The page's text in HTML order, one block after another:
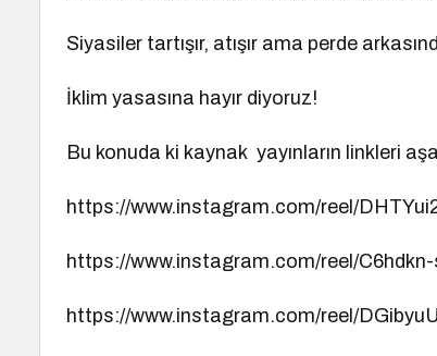
Siyasiler tartışır, atışır ama perde
İklim yasasına hayır diyoruz!
Bu konuda ki kaynak yayınların linkleri
https://www.instagram.com/reel/
https://www.instagram.com/reel/
https://www.instagram.com/reel/